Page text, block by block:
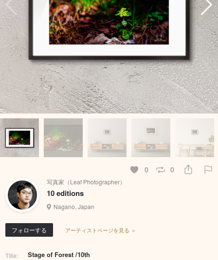
0 0
写真家（Leaf Photographer）
10 editions
Nagano, Japan
フォローする アーティストページを見る ＞
Title: Stage of Forest /10th